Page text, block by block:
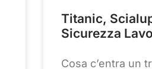
Titanic,
Sicurezza
Cosa c’entra un